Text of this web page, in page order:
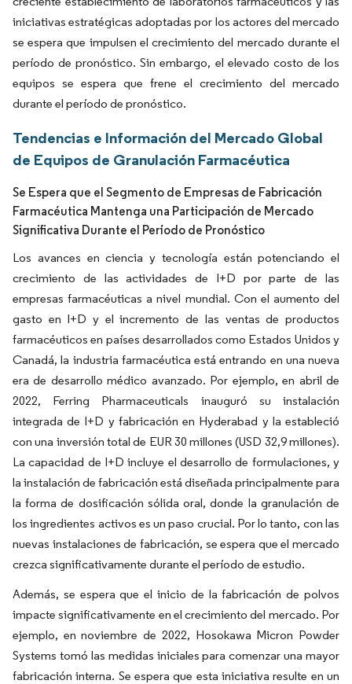
iniciativas estratégicas adoptadas por los actores del mercado
se espera que impulsen el crecimiento del mercado durante el
período de pronóstico. Sin embargo, el elevado costo de los
equipos se espera que frene el crecimiento del mercado
durante el período de pronóstico.
Tendencias e Información del Mercado Global
de Equipos de Granulación Farmacéutica
Se Espera que el Segmento de Empresas de Fabricación
Farmacéutica Mantenga una Participación de Mercado
Significativa Durante el Período de Pronóstico
Los avances en ciencia y tecnología están potenciando el
crecimiento de las actividades de I+D por parte de las
empresas farmacéuticas a nivel mundial. Con el aumento del
gasto en I+D y el incremento de las ventas de productos
farmacéuticos en países desarrollados como Estados Unidos y
Canadá, la industria farmacéutica está entrando en una nueva
era de desarrollo médico avanzado. Por ejemplo, en abril de
2022, Ferring Pharmaceuticals inauguró su instalación
integrada de I+D y fabricación en Hyderabad y la estableció
con una inversión total de EUR 30 millones (USD 32,9 millones).
La capacidad de I+D incluye el desarrollo de formulaciones, y
la instalación de fabricación está diseñada principalmente para
la forma de dosificación sólida oral, donde la granulación de
los ingredientes activos es un paso crucial. Por lo tanto, con las
nuevas instalaciones de fabricación, se espera que el mercado
crezca significativamente durante el período de estudio.
Además, se espera que el inicio de la fabricación de polvos
impacte significativamente en el crecimiento del mercado. Por
ejemplo, en noviembre de 2022, Hosokawa Micron Powder
Systems tomó las medidas iniciales para comenzar una mayor
fabricación interna. Se espera que esta iniciativa resulte en un